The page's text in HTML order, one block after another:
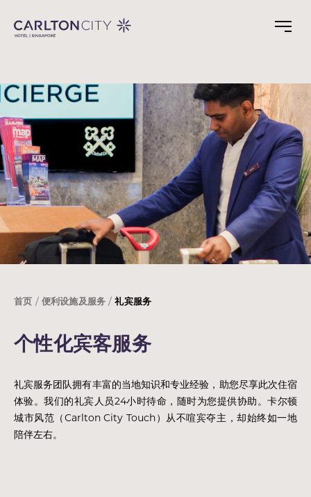
main
首页 便利设施及服务 礼宾服务
个性化宾客服务
礼宾服务团队拥有丰富的当地知识和专业经验，助您尽享此次住宿
体验。我们的礼宾人员24小时待命，随时为您提供协助。卡尔顿
城市风范（Carlton City Touch）从不喧宾夺主，却始终如一地
陪伴左右。